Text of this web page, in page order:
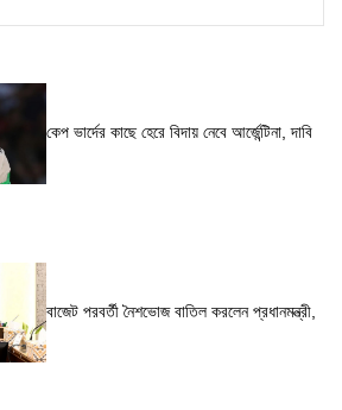
কেপ ভার্দের কাছে হেরে বিদায় নেবে আর্জেন্টিনা, দাবি
বাজেট পরবর্তী নৈশভোজ বাতিল করলেন প্রধানমন্ত্রী,